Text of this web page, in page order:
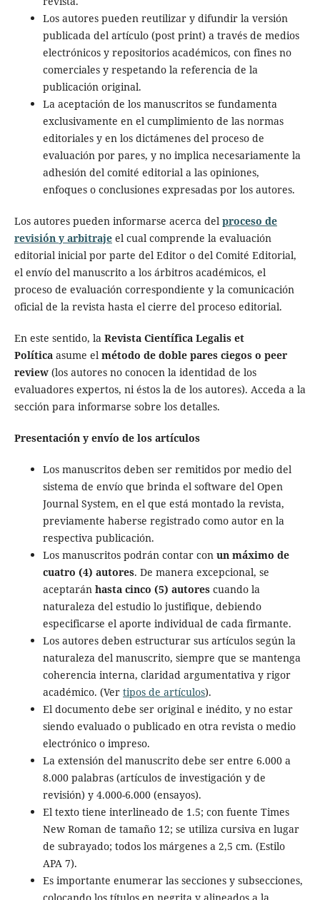
Los autores pueden reutilizar y difundir la versión
publicada del artículo (post print) a través de medios
electrónicos y repositorios académicos, con fines no
comerciales y respetando la referencia de la
publicación original.
La aceptación de los manuscritos se fundamenta
exclusivamente en el cumplimiento de las normas
editoriales y en los dictámenes del proceso de
evaluación por pares, y no implica necesariamente la
adhesión del comité editorial a las opiniones,
enfoques o conclusiones expresadas por los autores.
Los autores pueden informarse acerca del proceso de
revisión y arbitrajeel cual comprende la evaluación
editorial inicial por parte del Editor o del Comité Editorial,
el envío del manuscrito a los árbitros académicos, el
proceso de evaluación correspondiente y la comunicación
oficial de la revista hasta el cierre del proceso editorial.
En este sentido, la Revista Científica Legalis et
Políticaasume el método de doble pares ciegos o peer
review(los autores no conocen la identidad de los
evaluadores expertos, ni éstos la de los autores). Acceda a la
sección para informarse sobre los detalles.
Presentación y envío de los artículos
Los manuscritos deben ser remitidos por medio del
sistema de envío que brinda el software del Open
Journal System, en el que está montado la revista,
previamente haberse registrado como autor en la
respectiva publicación.
Los manuscritos podrán contar con un máximo de
cuatro (4) autores. De manera excepcional, se
aceptarán hasta cinco (5) autorescuando la
naturaleza del estudio lo justifique, debiendo
especificarse el aporte individual de cada firmante.
Los autores deben estructurar sus artículos según la
naturaleza del manuscrito, siempre que se mantenga
coherencia interna, claridad argumentativa y rigor
académico. (Ver tipos de artículos).
El documento debe ser original e inédito, y no estar
siendo evaluado o publicado en otra revista o medio
electrónico o impreso.
La extensión del manuscrito debe ser entre 6.000 a
8.000 palabras (artículos de investigación y de
revisión) y 4.000-6.000 (ensayos).
El texto tiene interlineado de 1.5; con fuente Times
New Roman de tamaño 12; se utiliza cursiva en lugar
de subrayado; todos los márgenes a 2,5 cm. (Estilo
APA 7).
Es importante enumerar las secciones y subsecciones,